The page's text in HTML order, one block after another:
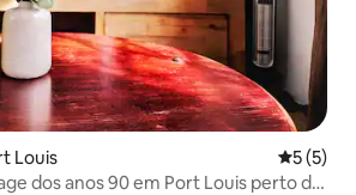
Louis 5 de
5 (5)
dos anos 90 em Port Louis perto do